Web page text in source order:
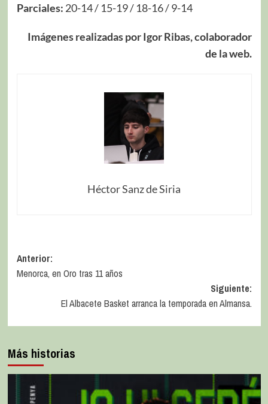
Parciales: 20-14 / 15-19 / 18-16 / 9-14
Imágenes realizadas por Igor Ribas, colaborador
de la web.
Héctor Sanz de Siria
Anterior:
Menorca, en Oro tras 11 años
Siguiente:
El Albacete Basket arranca la temporada en Almansa.
Más historias